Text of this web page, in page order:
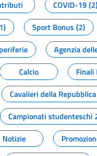
COVID-19 (2)
Sport Bonus (2)
Agenzia
Calcio Finali
Cavalieri della Repubblica
Campionati studenteschi
Notizie